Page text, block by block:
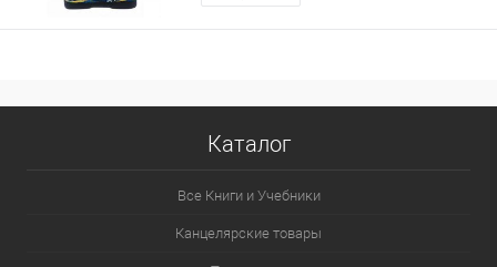
Каталог
Все Книги и Учебники
Канцелярские товары